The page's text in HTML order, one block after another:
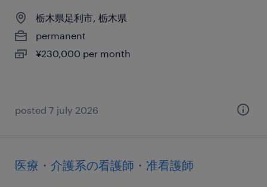
栃木県足利市, 栃木県
permanent
¥230,000 per month
posted 7 july 2026
医療・介護系の看護師・准看護師